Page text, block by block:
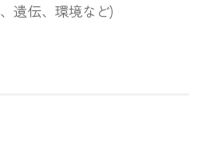
遺伝、環境など)